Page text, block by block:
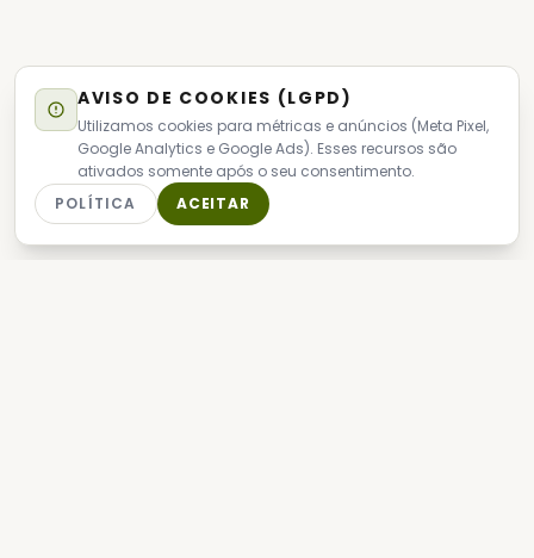
AVISO DE COOKIES (LGPD)
Utilizamos cookies para métricas e anúncios (Meta Pixel,
Google Analytics e Google Ads). Esses recursos são
ativados somente após o seu consentimento.
POLÍTICA
ACEITAR